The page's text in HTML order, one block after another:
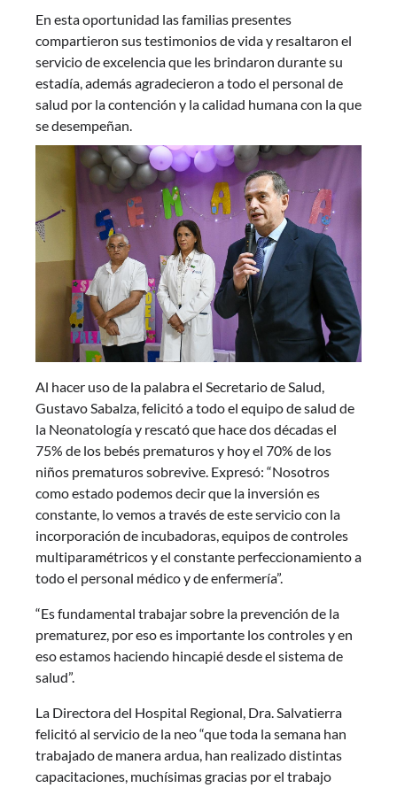
En esta oportunidad las familias presentes
compartieron sus testimonios de vida y resaltaron el
servicio de excelencia que les brindaron durante su
estadía, además agradecieron a todo el personal de
salud por la contención y la calidad humana con la que
se desempeñan.
Al hacer uso de la palabra el Secretario de Salud,
Gustavo Sabalza, felicitó a todo el equipo de salud de
la Neonatología y rescató que hace dos décadas el
75% de los bebés prematuros y hoy el 70% de los
niños prematuros sobrevive. Expresó: “Nosotros
como estado podemos decir que la inversión es
constante, lo vemos a través de este servicio con la
incorporación de incubadoras, equipos de controles
multiparamétricos y el constante perfeccionamiento a
todo el personal médico y de enfermería”.
“Es fundamental trabajar sobre la prevención de la
prematurez, por eso es importante los controles y en
eso estamos haciendo hincapié desde el sistema de
salud”.
La Directora del Hospital Regional, Dra. Salvatierra
felicitó al servicio de la neo “que toda la semana han
trabajado de manera ardua, han realizado distintas
capacitaciones, muchísimas gracias por el trabajo